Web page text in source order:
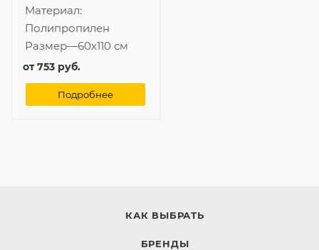
Материал:
Полипропилен
Размер—60x110 см
от753 руб.
Подробнее
КАК ВЫБРАТЬ
БРЕНДЫ